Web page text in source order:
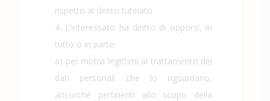
rispetto al diritto tutelato.
4. L’interessato ha diritto di opporsi, in
tutto o in parte:
a) per motivi legittimi al trattamento dei
dati personali che lo riguardano,
ancorché pertinenti allo scopo della